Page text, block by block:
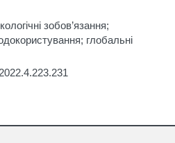
зобов’язання;
глобальні